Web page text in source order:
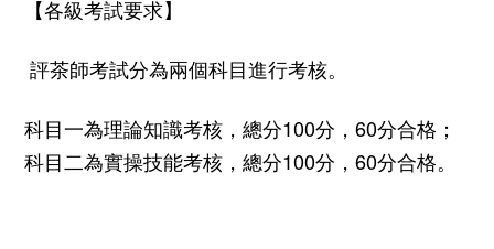
【各級考試要求】
評茶師考試分為兩個科目進行考核。
科目一為理論知識考核，總分100分， 60分合格；
科目二為實操技能考核，總分100分， 60分合格。